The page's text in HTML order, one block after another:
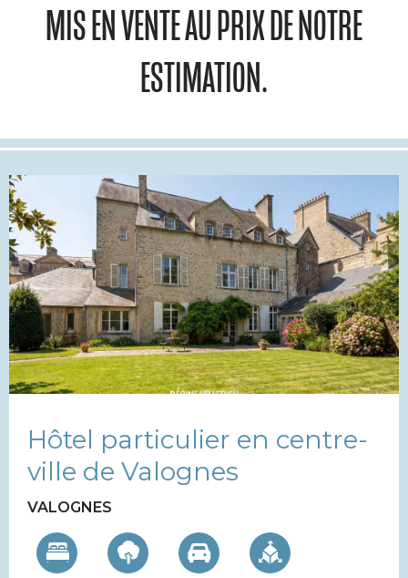
MIS EN VENTE AU PRIX DE NOTRE
ESTIMATION.
Hôtel particulier en centre-
ville de Valognes
VALOGNES